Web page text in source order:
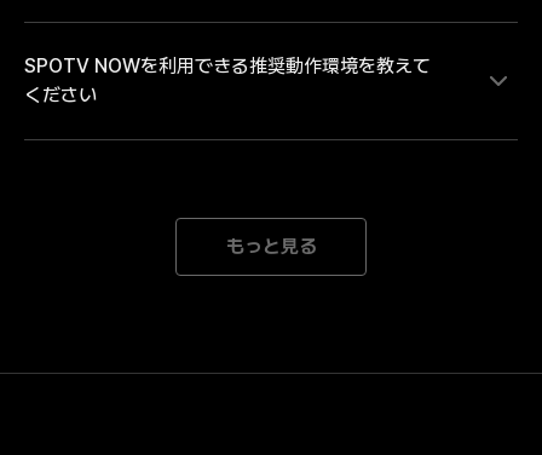
のため、「クレジット/デビットカード、モバイルキャ
パス」の購入をご希望の場合は、SPOTV NOWのWEB
ページからお手続きを進めてください。※ご登録完了後
は、ご登録のメールアドレスとパスワードにてログイン
と、自動的にログアウトされます。
SPOTV NOWは日本向けのサービスです。海外ではご
利用いただけません。中継権と著作権の範囲外にある海
外では、接続を遮断しております。海外中継者の権利を
解とご了承のほどよろしくお願いいたします。
SPOTV NOWを利用できる推奨動作環境を教えて
ください
以上のデバイスをご利用の場合でも、機器の性能が低下
された場合にはご利用になれない場合がございます。
す。
もっと見る